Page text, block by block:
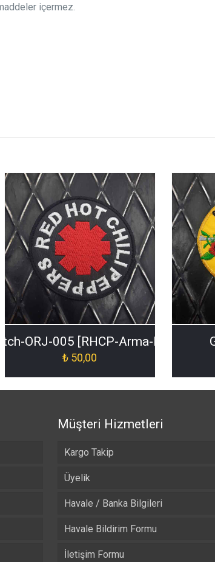
içermez.
ORJ-005 [RHCP-Arma-Patch-
₺ 50,00
Müşteri Hizmetleri
Kargo Takip
Üyelik
Havale / Banka Bilgileri
Havale Bildirim Formu
İletişim Formu